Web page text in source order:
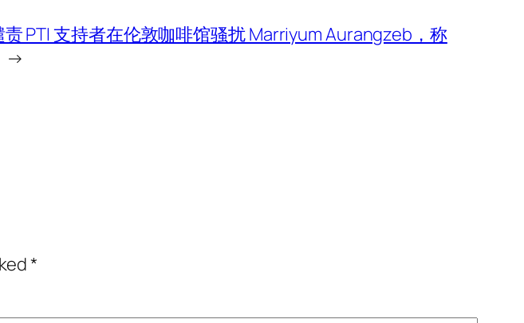
PTI 支持者在伦敦咖啡馆骚扰 Marriyum Aurangzeb，称
→
*